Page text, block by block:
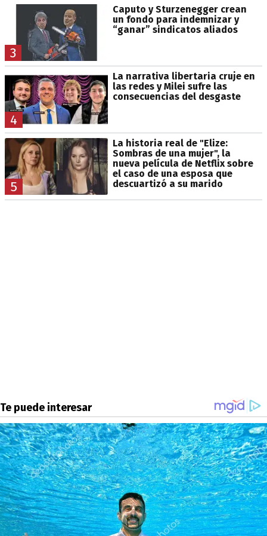
3
Caputo y Sturzenegger crean
un fondo para indemnizar y
“ganar” sindicatos aliados
4
La narrativa libertaria cruje en
las redes y Milei sufre las
consecuencias del desgaste
5
La historia real de "Elize:
Sombras de una mujer", la
nueva película de Netflix sobre
el caso de una esposa que
descuartizó a su marido